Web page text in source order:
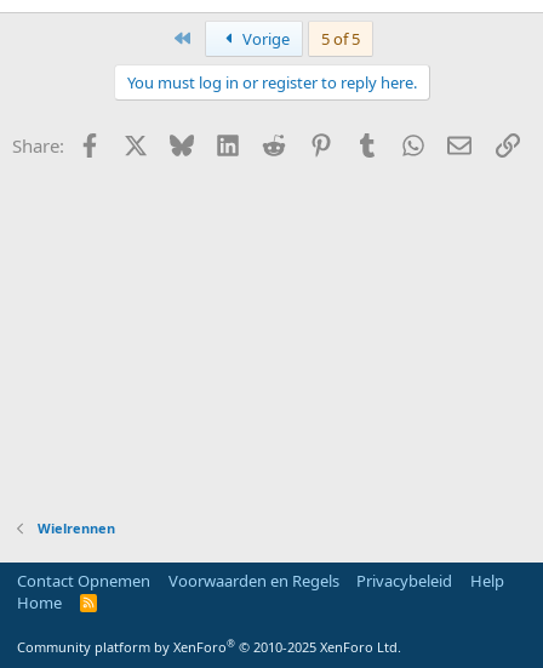
Vorige
5 of 5
You must log in or register to reply here.
Share: Facebook Bluesky LinkedInReddit PinterestTumblrWhatsApp
E-mail
Wielrennen
Contact Opnemen Voorwaarden en Regels Privacybeleid
Help
Home
R
Community platform by XenForo® © 2010-2025 XenForo Ltd.